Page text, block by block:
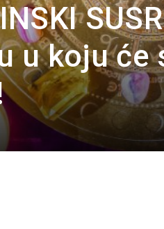
u koju će